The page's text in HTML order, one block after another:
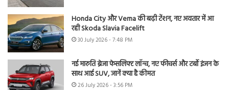
Honda City और Verna की बढ़ी टेंशन, नए अवतार में आ
रही Skoda Slavia Facelift
30 July 2026 - 7:48 PM
नई मारुति ब्रेजा फेसलिफ्ट लॉन्च, नए फीचर्स और टर्बो इंजन के
साथ आई SUV, जानें क्या है कीमत
26 July 2026 - 3:56 PM